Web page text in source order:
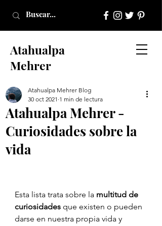
Atahualpa
Mehrer
Atahualpa Mehrer -
Curiosidades sobre la
vida
Atahualpa Mehrer Blog
30 oct 2021 1 min de lectura
Esta lista trata sobre la multitud de
curiosidades que existen o pueden
darse en nuestra propia vida y